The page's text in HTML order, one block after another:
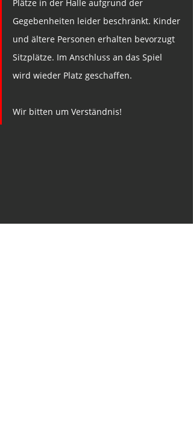
Plätze in der Halle aufgrund der
Gegebenheiten leider beschränkt. Kinder
und ältere Personen erhalten bevorzugt
Sitzplätze. Im Anschluss an das Spiel
wird wieder Platz geschaffen.
Wir bitten um Verständnis!